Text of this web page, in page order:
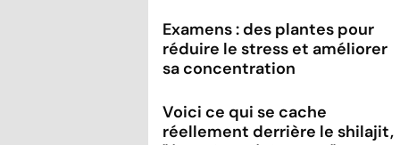
Examens : des plantes pour
réduire le stress et améliorer
sa concentration
Voici ce qui se cache
réellement derrière le shilajit,